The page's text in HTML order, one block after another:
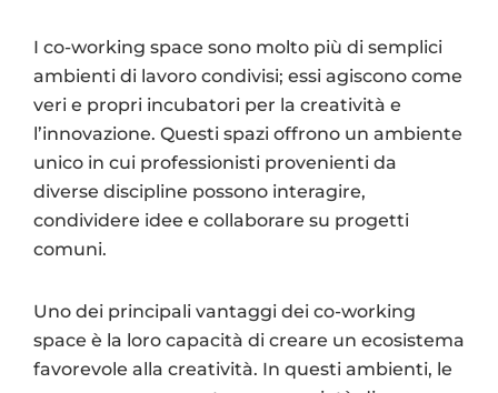
I co-working space sono molto più di semplici
ambienti di lavoro condivisi; essi agiscono come
veri e propri incubatori per la creatività e
l’innovazione. Questi spazi offrono un ambiente
unico in cui professionisti provenienti da
diverse discipline possono interagire,
condividere idee e collaborare su progetti
comuni.
Uno dei principali vantaggi dei co-working
space è la loro capacità di creare un ecosistema
favorevole alla creatività. In questi ambienti, le